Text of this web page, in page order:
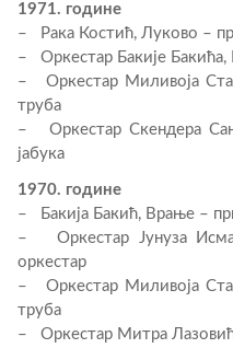
1971. године
– Рака Костић, Луково –
– Оркестар Бакије
– Оркестар Миливоја
труба
– Оркестар Скендера
јабука
1970. године
– Бакија Бакић, Врање –
– Оркестар Јунуза
оркестар
– Оркестар Миливоја
труба
– Оркестар Митра